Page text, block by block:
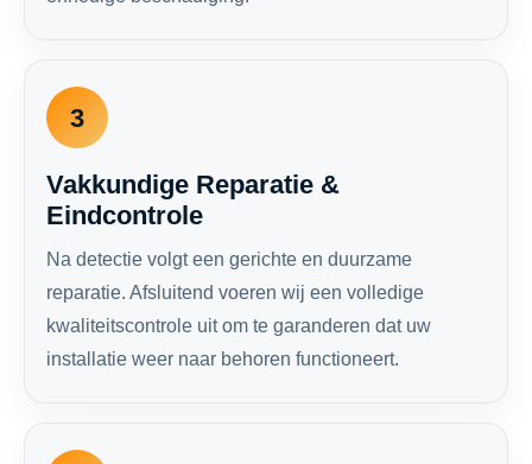
3
Vakkundige Reparatie &
Eindcontrole
Na detectie volgt een gerichte en duurzame
reparatie. Afsluitend voeren wij een volledige
kwaliteitscontrole uit om te garanderen dat uw
installatie weer naar behoren functioneert.